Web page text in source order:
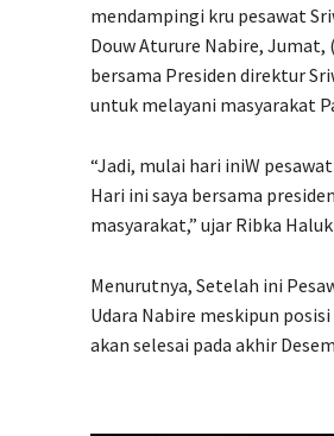
mendampingi kru pesawat
Douw Aturure Nabire, Jumat,
bersama Presiden direktur
untuk melayani masyarakat
“Jadi, mulai hari iniW
Hari ini saya bersama
masyarakat,” ujar Ribka
Menurutnya, Setelah ini
Udara Nabire meskipun
akan selesai pada akhir